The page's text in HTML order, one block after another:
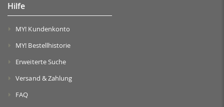
Hilfe
MY! Kundenkonto
MY! Bestellhistorie
Erweiterte Suche
Versand & Zahlung
FAQ